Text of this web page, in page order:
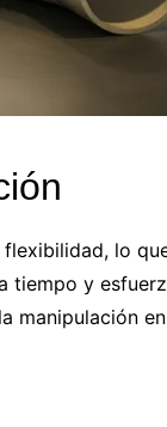
lo
y
manipulación